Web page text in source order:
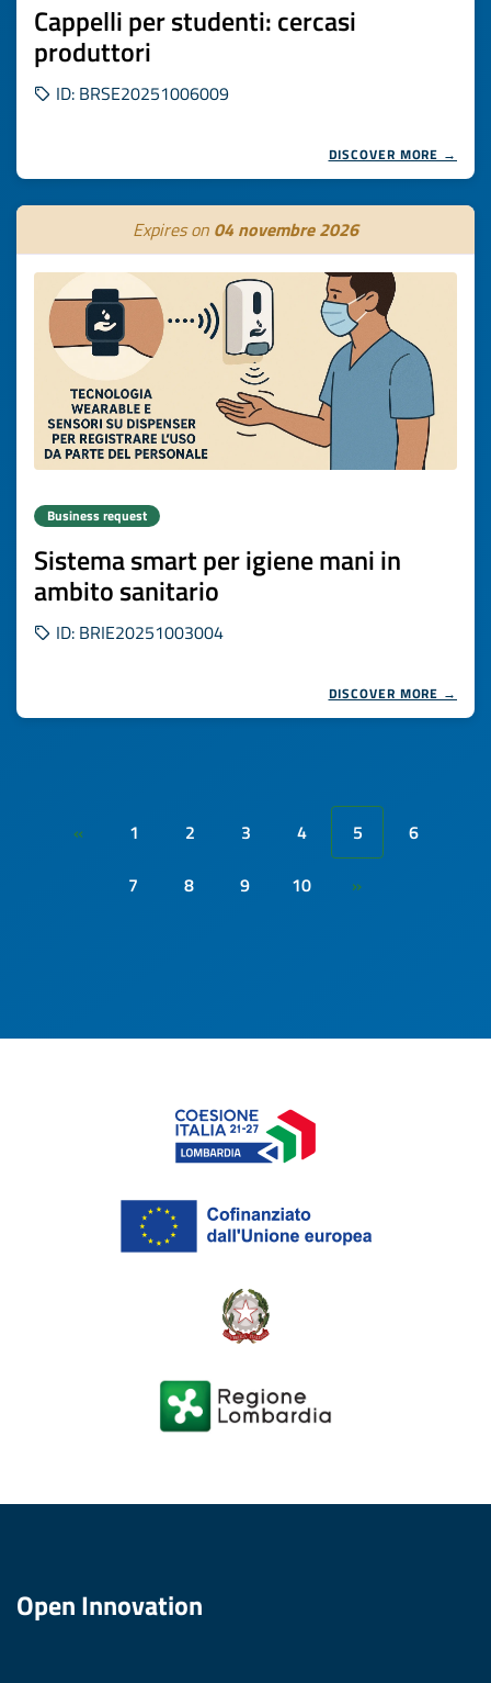
Cappelli per studenti: cercasi
produttori
ID: BRSE20251006009
DISCOVER MORE →
Expires on 04 novembre 2026
Business request
Sistema smart per igiene mani in
ambito sanitario
ID: BRIE20251003004
DISCOVER MORE →
« 1 2 3 4 5
6
7
8 9 10 »
Open Innovation